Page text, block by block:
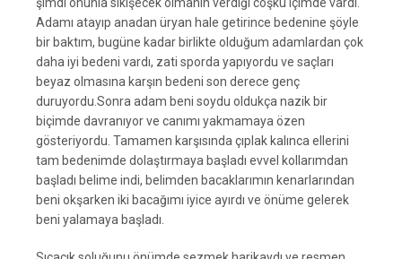
Adamı atayıp anadan üryan hale getirince bedenine şöyle
bir baktım, bugüne kadar birlikte olduğum adamlardan çok
daha iyi bedeni vardı, zati sporda yapıyordu ve saçları
beyaz olmasına karşın bedeni son derece genç
duruyordu.Sonra adam beni soydu oldukça nazik bir
biçimde davranıyor ve canımı yakmamaya özen
gösteriyordu. Tamamen karşısında çıplak kalınca ellerini
tam bedenimde dolaştırmaya başladı evvel kollarımdan
başladı belime indi, belimden bacaklarımın kenarlarından
beni okşarken iki bacağımı iyice ayırdı ve önüme gelerek
beni yalamaya başladı.